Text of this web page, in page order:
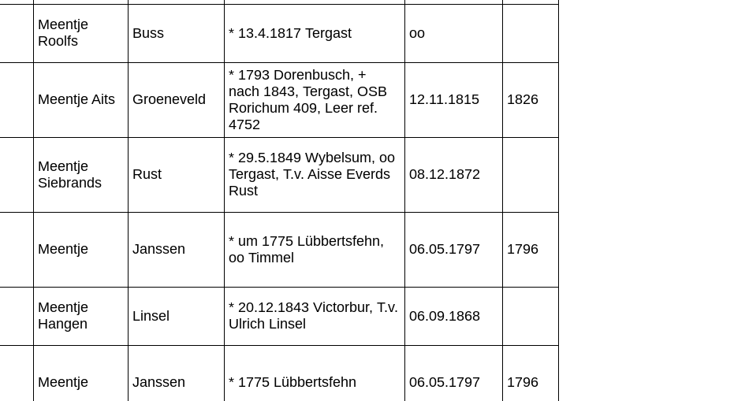
Meentje
Roolfs
Buss * 13.4.1817 Tergast oo
Meentje Aits Groeneveld
* 1793 Dorenbusch, +
nach 1843, Tergast, OSB
Rorichum 409, Leer ref.
4752
12.11.1815 1826
Meentje
Siebrands
Rust
* 29.5.1849 Wybelsum, oo
Tergast, T.v. Aisse Everds
Rust
08.12.1872
Meentje Janssen
* um 1775 Lübbertsfehn,
oo Timmel
06.05.1797 1796
Meentje
Hangen
Linsel
* 20.12.1843 Victorbur, T.v.
Ulrich Linsel
06.09.1868
Meentje Janssen * 1775 Lübbertsfehn 06.05.1797 1796